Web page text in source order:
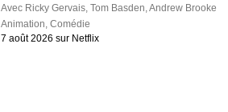
Avec Ricky Gervais,Tom Basden,Andrew Brooke
Animation,Comédie
7 août 2026 sur Netflix